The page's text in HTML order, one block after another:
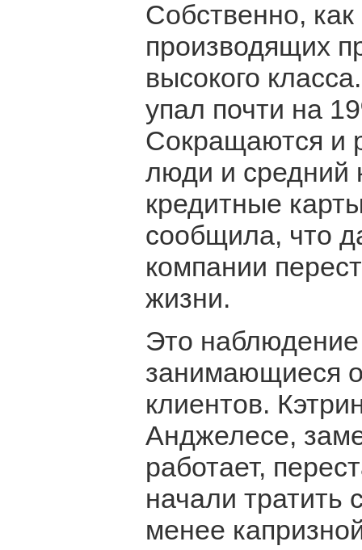
Собственно,
производящих
высокого
упал почти на
Сокращаются и
люди и средний
кредитные
сообщила, что
компании
жизни.
Это
занимающиеся
клиентов.
Анджелесе,
работает,
начали тратить
менее